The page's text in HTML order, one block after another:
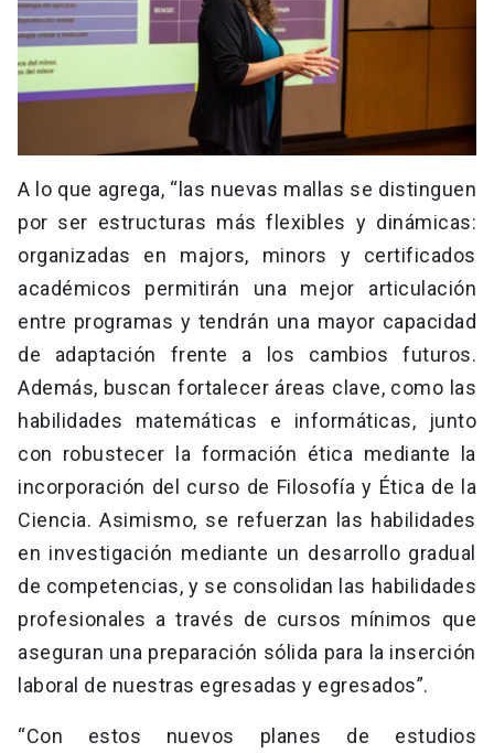
A lo que agrega, “las nuevas mallas se distinguen
por ser estructuras más flexibles y dinámicas:
organizadas en majors, minors y certificados
académicos permitirán una mejor articulación
entre programas y tendrán una mayor capacidad
de adaptación frente a los cambios futuros.
Además, buscan fortalecer áreas clave, como las
habilidades matemáticas e informáticas, junto
con robustecer la formación ética mediante la
incorporación del curso de Filosofía y Ética de la
Ciencia. Asimismo, se refuerzan las habilidades
en investigación mediante un desarrollo gradual
de competencias, y se consolidan las habilidades
profesionales a través de cursos mínimos que
aseguran una preparación sólida para la inserción
laboral de nuestras egresadas y egresados”.
“Con estos nuevos planes de estudios